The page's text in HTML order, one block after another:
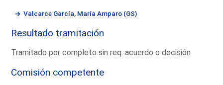
Valcarce García, María Amparo (GS)
Resultado tramitación
Tramitado por completo sin req. acuerdo o decisión
Comisión competente